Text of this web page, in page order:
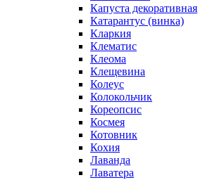
Капуста декоративная
Катарантус (винка)
Кларкия
Клематис
Клеома
Клещевина
Колеус
Колокольчик
Кореопсис
Космея
Котовник
Кохия
Лаванда
Лаватера